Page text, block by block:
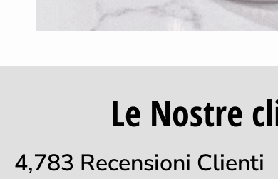
Le Nostre
4,783 Recensioni Clienti